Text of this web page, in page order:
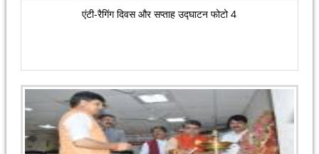
एंटी-रैगिंग दिवस और सप्ताह उद्घाटन फोटो 4